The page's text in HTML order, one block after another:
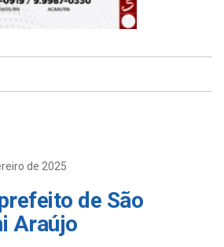
de 2025
de São
Araújo